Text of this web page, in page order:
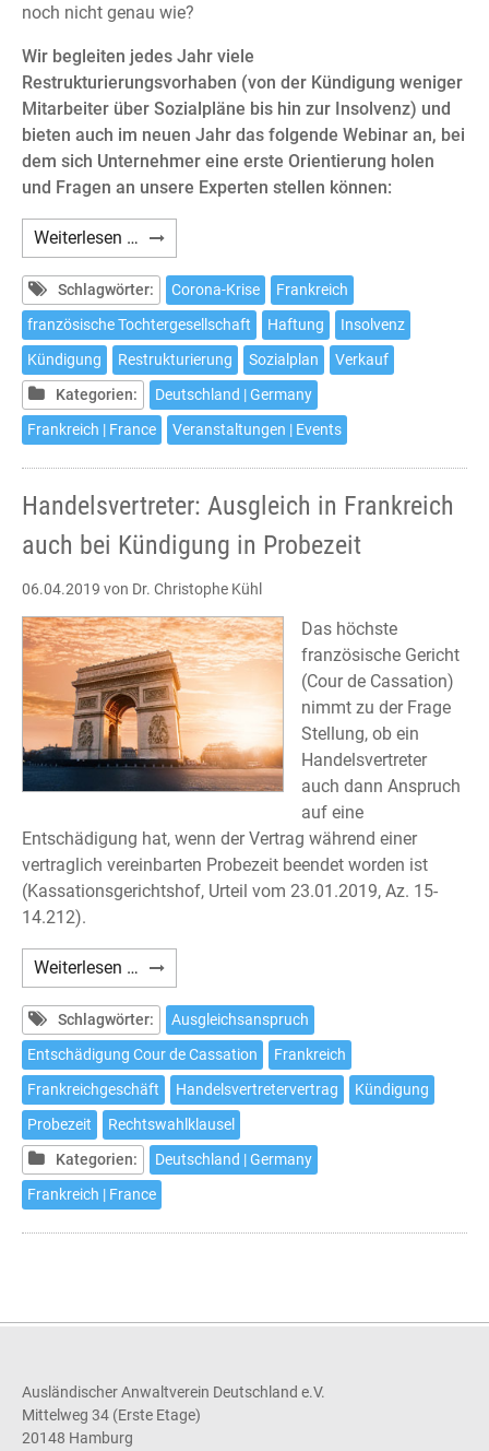
noch nicht genau wie?
Wir begleiten jedes Jahr viele
Restrukturierungsvorhaben (von der Kündigung weniger
Mitarbeiter über Sozialpläne bis hin zur Insolvenz) und
bieten auch im neuen Jahr das folgende Webinar an, bei
dem sich Unternehmer eine erste Orientierung holen
und Fragen an unsere Experten stellen können:
Weiterlesen … Webinar:
Die
französische
Tochtergesellschaft
in
der
Krise
Schlagwörter: Corona-Krise
Frankreich
französische Tochtergesellschaft
Haftung
Insolvenz
Kündigung
Restrukturierung Sozialplan
Verkauf
Kategorien:
Deutschland | Germany
Frankreich | France
Veranstaltungen | Events
Handelsvertreter: Ausgleich in Frankreich
auch bei Kündigung in Probezeit
06.04.2019 von Dr. Christophe Kühl
Das höchste
französische Gericht
(Cour de Cassation)
nimmt zu der Frage
Stellung, ob ein
Handelsvertreter
auch dann Anspruch
auf eine
Entschädigung hat, wenn der Vertrag während einer
vertraglich vereinbarten Probezeit beendet worden ist
(Kassationsgerichtshof, Urteil vom 23.01.2019, Az. 15-
14.212).
Weiterlesen … Handelsvertreter:
Ausgleich
in
Frankreich
auch
bei
Kündigung
in
Probezeit
Schlagwörter:
Ausgleichsanspruch
Entschädigung Cour de Cassation
Frankreich
Frankreichgeschäft
Handelsvertretervertrag
Kündigung
Probezeit
Rechtswahlklausel
Kategorien:
Deutschland | Germany
Frankreich | France
Ausländischer Anwaltverein Deutschland e.V.
Mittelweg 34 (Erste Etage)
20148 Hamburg